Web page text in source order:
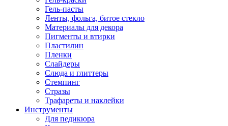
Гель-пасты
Ленты, фольга, битое стекло
Материалы для декора
Пигменты и втирки
Пластилин
Пленки
Слайдеры
Слюда и глиттеры
Стемпинг
Стразы
Трафареты и наклейки
Инструменты
Для педикюра